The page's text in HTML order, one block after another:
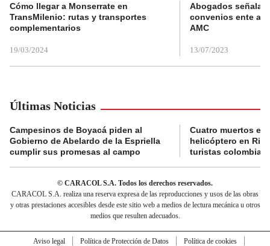
Cómo llegar a Monserrate en
TransMilenio: rutas y transportes
complementarios
19/03/2024
Abogados
convenios ente
AMC
13/07/2023
Últimas Noticias
Campesinos de Boyacá piden al
Gobierno de Abelardo de la Espriella
cumplir sus promesas al campo
Cuatro muertos en
helicóptero en
turistas
© CARACOL S.A. Todos los derechos reservados.
CARACOL S.A. realiza una reserva expresa de las reproducciones y usos de las obras
y otras prestaciones accesibles desde este sitio web a medios de lectura mecánica u otros
medios que resulten adecuados.
Aviso legal Política de Protección de Datos
Política de cookies